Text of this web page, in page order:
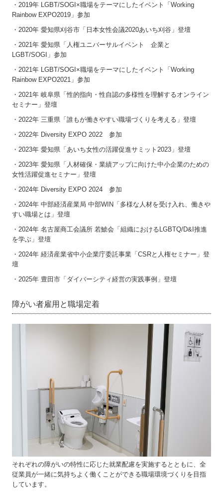
・2019年 LGBT/SOGI×職場をテーマにしたイベント「Working
Rainbow EXPO2019」参加
・2020年 愛知県刈谷市「日本女性会議2020あいち刈谷」登壇
・2021年 愛知県「人権ユニバーサルイベント 企業と
LGBT/SOGI」参加
・2021年 LGBT/SOGI×職場をテーマにしたイベント「Working
Rainbow EXPO2021」参加
・2021年 岐阜県「性的指向・性自認の多様性を理解するオンライン
セミナー」登壇
・2022年 三重県「誰もが働きやすい職場づくりを考える」登壇
・2022年 Diversity EXPO 2022 参加
・2023年 愛知県「あいち女性の活躍促進サミット2023」登壇
・2023年 愛知県「人材確保・業績アップに向けた中小企業のための
女性活躍促進セミナー」登壇
・2024年 Diversity EXPO 2024 参加
・2024年 中部経済産業局 中部WIN「多様な人材を受け入れ、働きや
すい職場とは」登壇
・2024年 名古屋商工会議所 若鯱会「組織におけるLGBTQ/D&I推進
を学ぶ」登壇
・2024年 経済産業省中小企業庁委託事業「CSRと人権セミナー」登
壇
・2025年 豊田市「ダイバーシティ経営の実践事例」登壇
障がい者雇用と職場定着
それぞれの障がいの特性に応じた就業配慮を実施するとともに、全
従業員が一緒に気持ちよく働くことができる職場環境づくりを目指
しています。